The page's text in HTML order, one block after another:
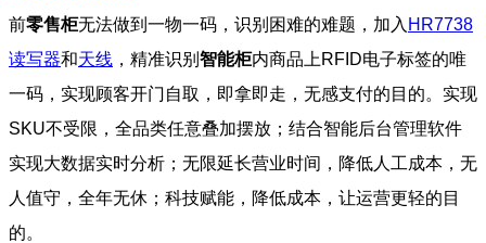
前零售柜无法做到一物一码，识别困难的难题，加入 HR7738
读写器和天线 ，精准识别 智能柜内商品上RFID电子标签的唯
一码，实现顾客开门自取，即拿即走，无感支付的目的。实现
SKU不受限，全品类任意叠加摆放；结合智能后台管理软件
实现大数据实时分析；无限延长营业时间，降低人工成本，无
人值守，全年无休；科技赋能，降低成本，让运营更轻的目
的。